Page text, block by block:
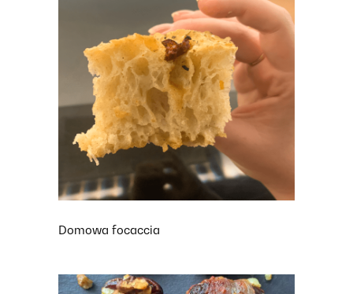
Domowa focaccia